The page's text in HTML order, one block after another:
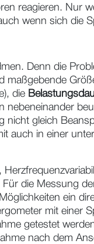
reagieren. Nur
wenn sich die
Denn die
maßgebende
die
gleich
auch in einer
die Messung
ein
mit einer
getestet
nach dem